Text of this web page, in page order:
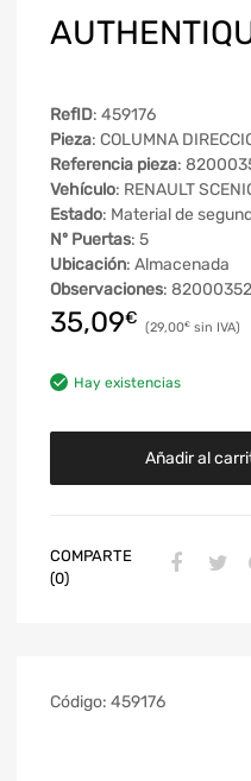
RefID: 459176
Pieza: COLUMNA
Referencia pieza:
Vehículo: RENAULT
Estado: Material de
Nº Puertas: 5
Ubicación: Almacenada
Observaciones:
35,09€ 29,00€
Hay existencias
Añadir al
COMPARTE
(0)
Código: 459176